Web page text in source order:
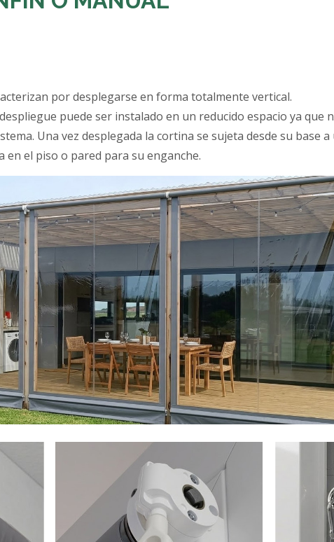
por desplegarse en forma totalmente vertical.
puede ser instalado en un reducido espacio ya que
Una vez desplegada la cortina se sujeta desde su base
en el piso o pared para su enganche.